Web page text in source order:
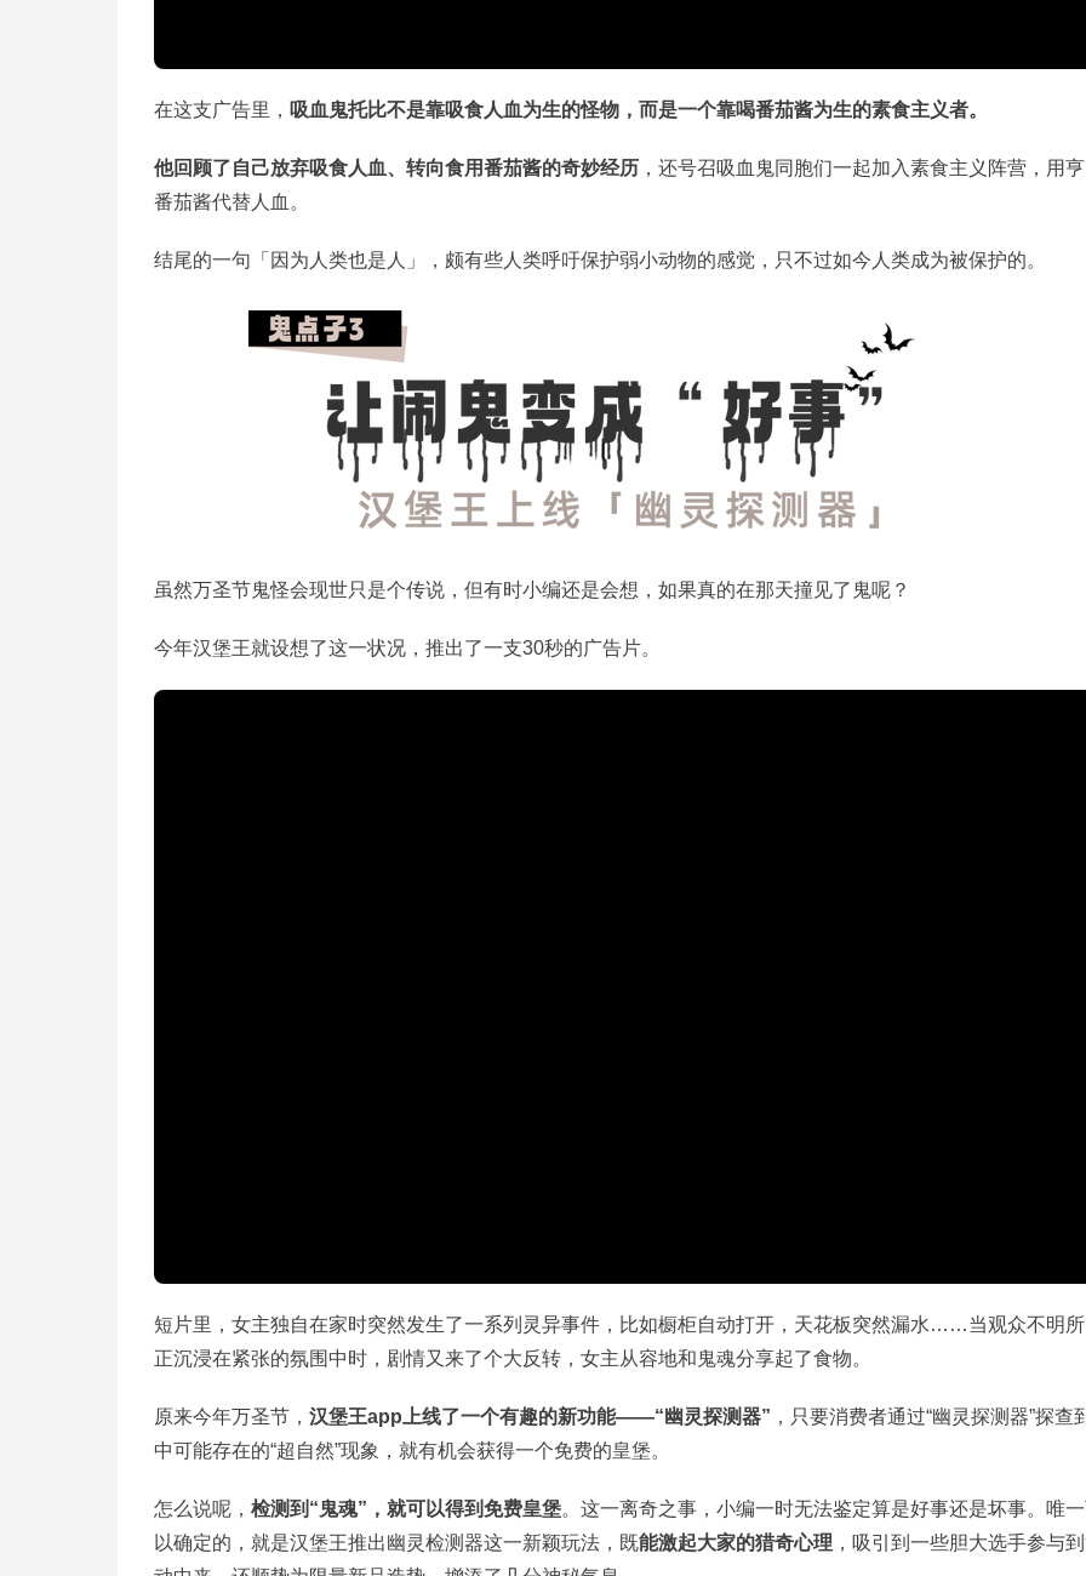
在这支广告里， 吸血鬼托比不是靠吸食人血为生的怪物，而是一个靠喝番茄酱为生的素食主义者。
他回顾了自己放弃吸食人血、转向食用番茄酱的奇妙经历 ，还号召吸血鬼同胞们一起加入素食主义阵营，用
番茄酱代替人血。
结尾的一句「因为人类也是人」，颇有些人类呼吁保护弱小动物的感觉，只不过如今人类成为被保护的。
虽然万圣节鬼怪会现世只是个传说，但有时小编还是会想，如果真的在那天撞见了鬼呢？
今年汉堡王就设想了这一状况，推出了一支30秒的广告片。
短片里，女主独自在家时突然发生了一系列灵异事件，比如橱柜自动打开，天花板突然漏水……当观众不明
正沉浸在紧张的氛围中时，剧情又来了个大反转，女主从容地和鬼魂分享起了食物。
原来今年万圣节， 汉堡王app上线了一个有趣的新功能——“幽灵探测器” ，只要消费者通过“幽灵探测器”探查
中可能存在的“超自然”现象，就有机会获得一个免费的皇堡。
怎么说呢， 检测到“鬼魂”，就可以得到免费皇堡。这一离奇之事，小编一时无法鉴定算是好事还是坏事。唯
以确定的，就是汉堡王推出幽灵检测器这一新颖玩法，既能激起大家的猎奇心理 ，吸引到一些胆大选手参与